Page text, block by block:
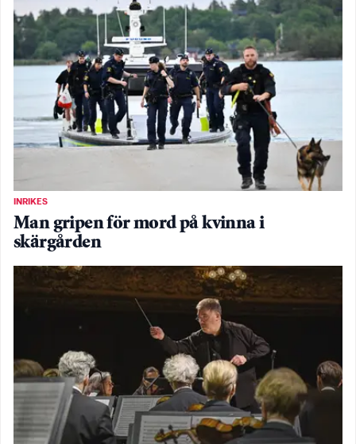
INRIKES
Man gripen för mord på kvinna i
skärgården